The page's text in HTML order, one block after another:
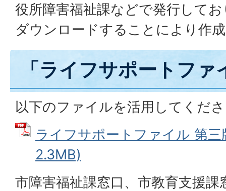
役所障害福祉課などで発行して
ダウンロードすることにより作
「ライフサポートファ
以下のファイルを活用してくだ
ライフサポートファイル 第
2.3MB)
市障害福祉課窓口、市教育支援